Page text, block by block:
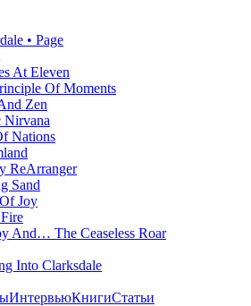
• Page
At Eleven
Of Moments
Zen
Nirvana
Nations
ReArranger
Sand
Joy
And… The Ceaseless Roar
Into Clarksdale
ИнтервьюКнигиСтатьи